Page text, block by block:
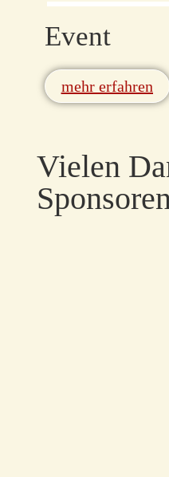
Event
mehr erfahren
Vielen
Sponsoren